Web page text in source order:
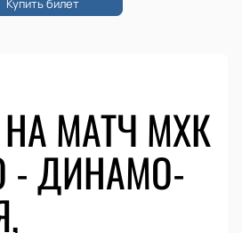
МАТЧ МХК
- ДИНАМО-